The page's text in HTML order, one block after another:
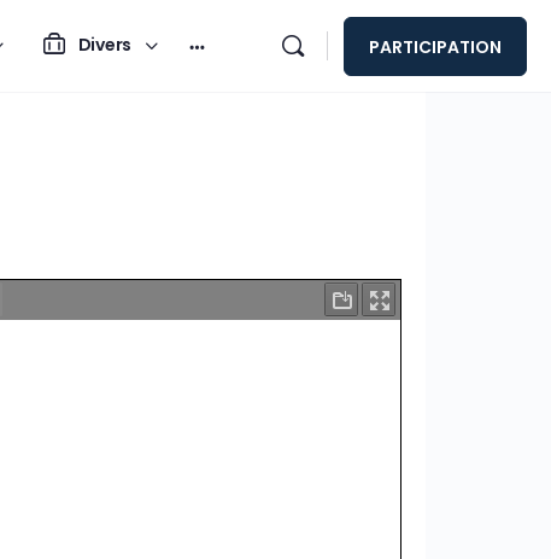
Divers PARTICIPATION